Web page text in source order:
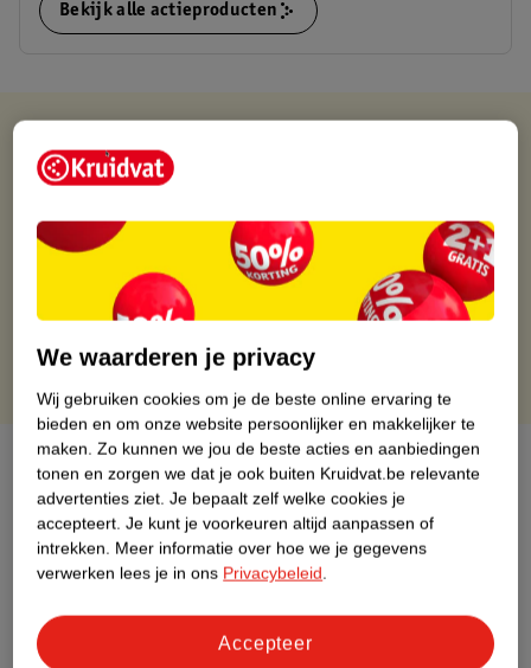
Bekijk alle actieproducten
Gratis ophalen in de winkel
Op werkdagen voor 22:00 uur besteld, volgende dag in huis
Gratis thuisbezorgd vanaf 50.00
Gratis retourneren binnen 30 dagen
Gratis punten met je Kruidvat kaart
Over dit product
Productinformatie
Etiketinformatie
Nature Impact Score
We waarderen je privacy
Wij gebruiken cookies om je de beste online ervaring te
bieden en om onze website persoonlijker en makkelijker te
maken. Zo kunnen we jou de beste acties en aanbiedingen
tonen en zorgen we dat je ook buiten Kruidvat.be relevante
advertenties ziet. Je bepaalt zelf welke cookies je
accepteert. Je kunt je voorkeuren altijd aanpassen of
intrekken. Meer informatie over hoe we je gegevens
verwerken lees je in ons Privacybeleid.
Accepteer